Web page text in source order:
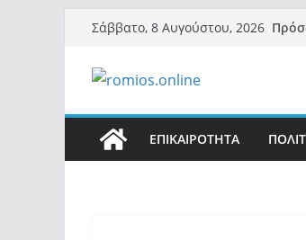
Μετάβαση
περιεχόμενο
Σάββατο, 8 Αυγούστου, 2026
ΕΠΙΚΑΙΡΟΤΗΤΑ